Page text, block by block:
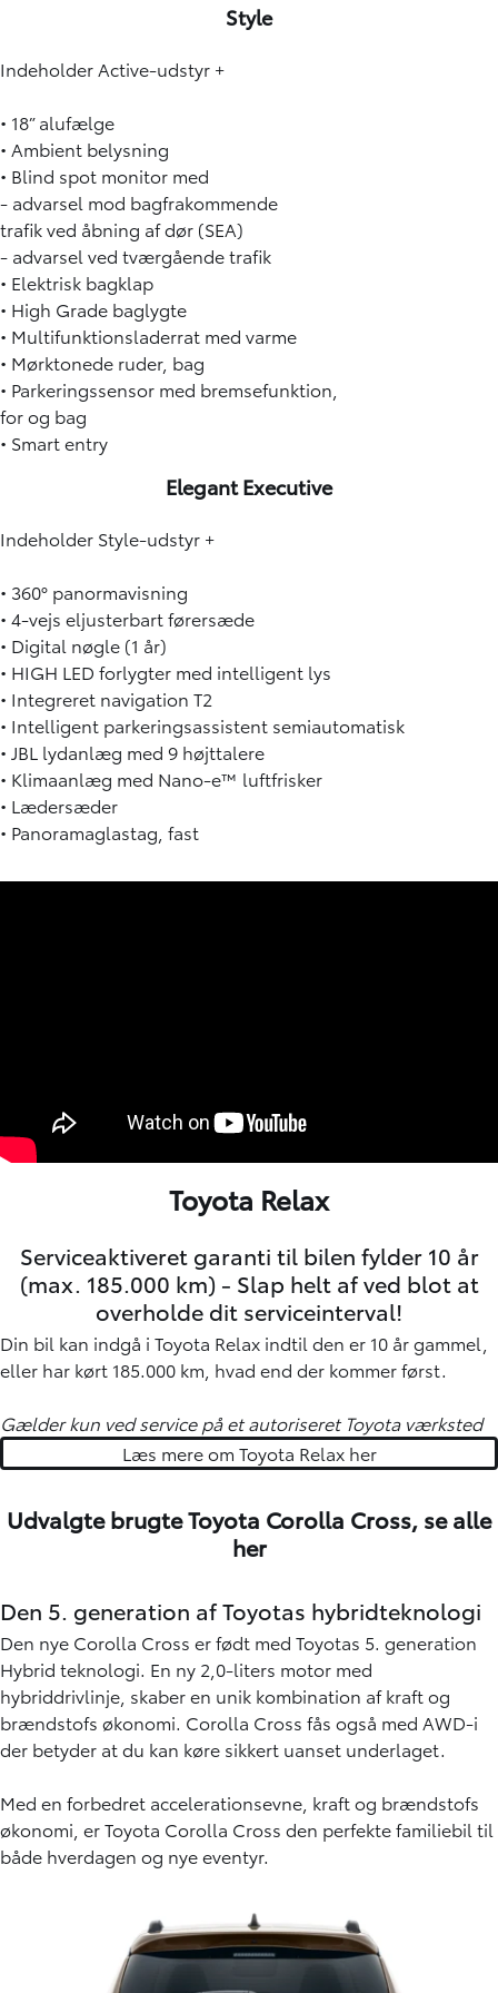
Style
Indeholder Active-udstyr +
• 18” alufælge
• Ambient belysning
• Blind spot monitor med
- advarsel mod bagfrakommende
trafik ved åbning af dør (SEA)
- advarsel ved tværgående trafik
• Elektrisk bagklap
• High Grade baglygte
• Multifunktionsladerrat med varme
• Mørktonede ruder, bag
• Parkeringssensor med bremsefunktion,
for og bag
• Smart entry
Elegant Executive
Indeholder Style-udstyr +
• 360° panormavisning
• 4-vejs eljusterbart førersæde
• Digital nøgle (1 år)
• HIGH LED forlygter med intelligent lys
• Integreret navigation T2
• Intelligent parkeringsassistent semiautomatisk
• JBL lydanlæg med 9 højttalere
• Klimaanlæg med Nano-e™ luftfrisker
• Lædersæder
• Panoramaglastag, fast
Toyota Relax
Serviceaktiveret garanti til bilen fylder 10 år
(max. 185.000 km) - Slap helt af ved blot at
overholde dit serviceinterval!
Din bil kan indgå i Toyota Relax indtil den er 10 år gammel,
eller har kørt 185.000 km, hvad end der kommer først.
Gælder kun ved service på et autoriseret Toyota værksted
Læs mere om Toyota Relax her
Udvalgte brugte Toyota Corolla Cross, se alle
her
Den 5. generation af Toyotas hybridteknologi
Den nye Corolla Cross er født med Toyotas 5. generation
Hybrid teknologi. En ny 2,0-liters motor med
hybriddrivlinje, skaber en unik kombination af kraft og
brændstofs økonomi. Corolla Cross fås også med AWD-i
der betyder at du kan køre sikkert uanset underlaget.
Med en forbedret accelerationsevne, kraft og brændstofs
økonomi, er Toyota Corolla Cross den perfekte familiebil til
både hverdagen og nye eventyr.